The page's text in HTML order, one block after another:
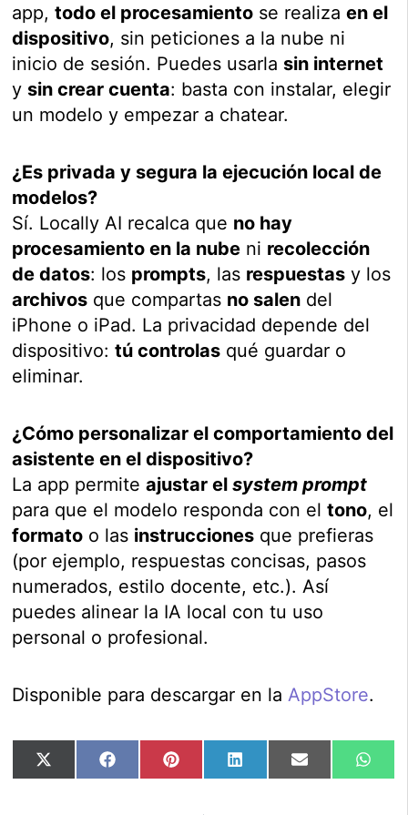
app,todo el procesamiento se realizaen el
dispositivo, sin peticiones a la nube ni
inicio de sesión. Puedes usarla sin internet
y sin crear cuenta: basta con instalar, elegir
un modelo y empezar a chatear.
¿Es privada y segura la ejecución local de
modelos?
Sí. Locally AI recalca que no hay
procesamiento en la nube ni recolección
de datos: los prompts, las respuestas y los
archivos que compartas no salen del
iPhone o iPad. La privacidad depende del
dispositivo:tú controlas qué guardar o
eliminar.
¿Cómo personalizar el comportamiento del
asistente en el dispositivo?
La app permiteajustar elsystem prompt
para que el modelo responda con eltono, el
formato o las instrucciones que prefieras
(por ejemplo, respuestas concisas, pasos
numerados, estilo docente, etc.). Así
puedes alinear la IA local con tu uso
personal o profesional.
Disponible para descargar en la AppStore.
Compartir
en
X
(Twitter)
Compartir
en
FacebookCompartir
en
PinterestCompartir
en
LinkedInCompartir
en
Email
en